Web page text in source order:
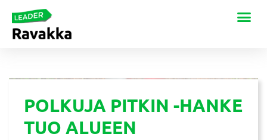
POLKUJA PITKIN -HANKE
TUO ALUEEN